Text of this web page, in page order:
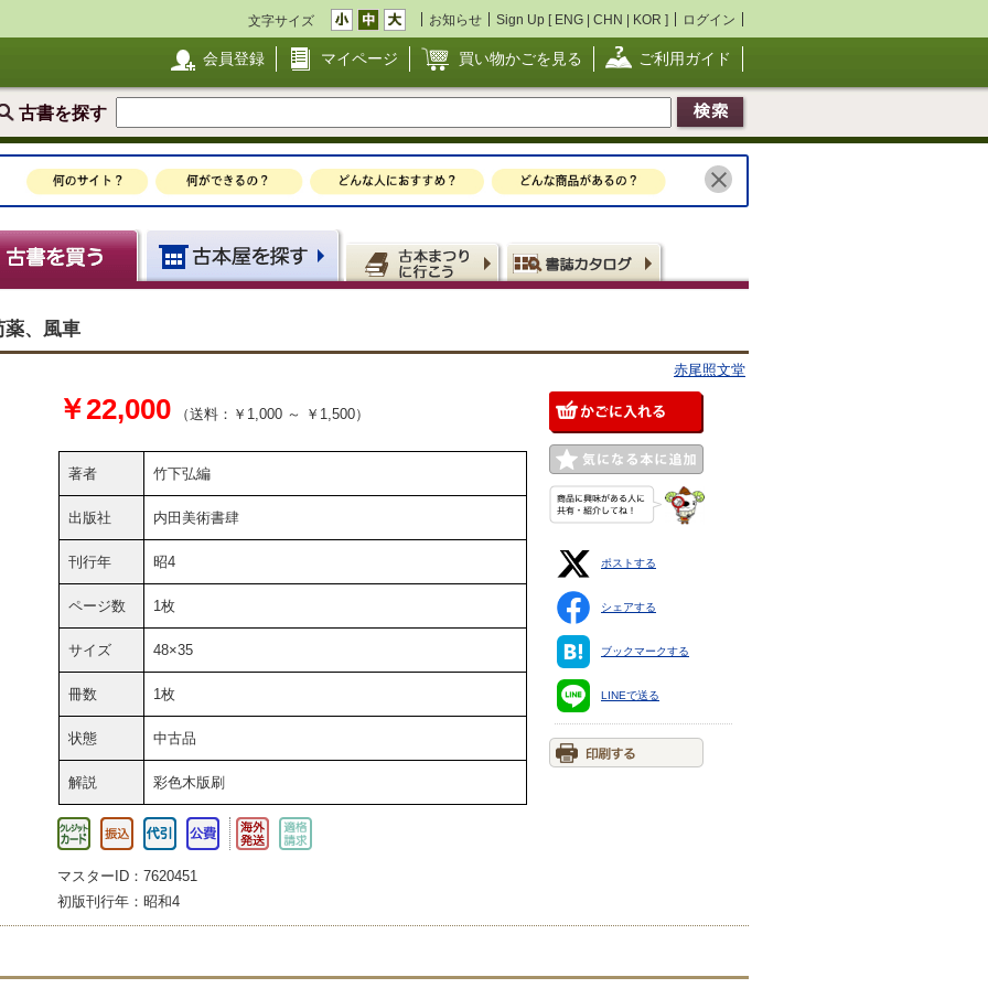
文字サイズ お知らせ Sign Up [ ENG | CHN | KOR ] ログイン
会員登録 マイページ 買い物かごを見る ご利用ガイド
古書を探す
薬、風車
赤尾照文堂
￥22,000 （送料：￥1,000 ～ ￥1,500）
著者 竹下弘編
出版社 内田美術書肆
刊行年 昭4
ページ数 1枚
サイズ 48×35
冊数 1枚
状態 中古品
解説 彩色木版刷
マスターID：7620451
初版刊行年：昭和4
ポストする
シェアする
ブックマークする
LINEで送る